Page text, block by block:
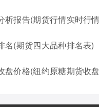
析报告(期货行情实时行
名(期货四大品种排名表)
盘价格(纽约原糖期货收